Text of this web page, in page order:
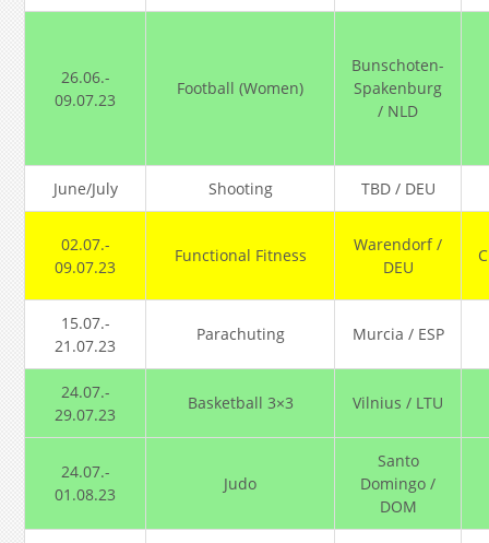
26.06.-
09.07.23
Football (Women)
Bunschoten-
Spakenburg
/ NLD
June/July Shooting TBD / DEU
02.07.-
09.07.23
Functional Fitness
Warendorf /
DEU
15.07.-
21.07.23
Parachuting Murcia / ESP
24.07.-
29.07.23
Basketball 3×3 Vilnius / LTU
24.07.-
01.08.23
Judo
Santo
Domingo /
DOM